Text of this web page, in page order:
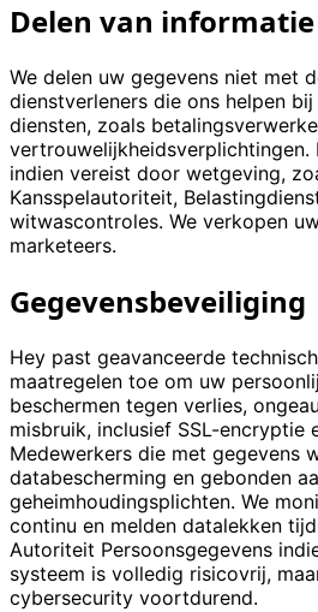
Delen van informatie
We delen uw gegevens niet met
dienstverleners die ons helpen
diensten, zoals
vertrouwelijkheidsverplichtingen.
indien vereist door wetgeving,
Kansspelautoriteit,
witwascontroles. We verkopen
marketeers.
Gegevensbeveiliging
Hey past geavanceerde
maatregelen toe om uw
beschermen tegen verlies,
misbruik, inclusief SSL-encryptie
Medewerkers die met gegevens
databescherming en gebonden
geheimhoudingsplichten. We
continu en melden datalekken
Autoriteit Persoonsgegevens
systeem is volledig risicovrij,
cybersecurity voortdurend.